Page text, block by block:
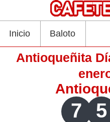
Inicio Baloto
Antioqueñita
7 5